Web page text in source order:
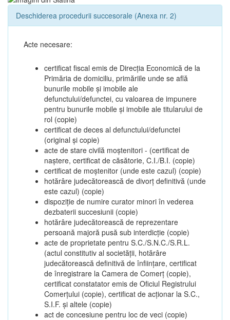
Deschiderea procedurii succesorale (Anexa nr. 2)
Acte necesare:
certificat fiscal emis de Direcția Economică de la
Primăria de domiciliu, primăriile unde se află
bunurile mobile și imobile ale
defunctului/defunctei, cu valoarea de impunere
pentru bunurile mobile și imobile ale titularului de
rol (copie)
certificat de deces al defunctului/defunctei
(original și copie)
acte de stare civilă moștenitori - (certificat de
naștere, certificat de căsătorie, C.I./B.I. (copie)
certificat de moștenitor (unde este cazul) (copie)
hotărâre judecătorească de divorț definitivă (unde
este cazul) (copie)
dispoziție de numire curator minori în vederea
dezbaterii succesiunii (copie)
hotărâre judecătorească de reprezentare
persoană majoră pusă sub interdicție (copie)
acte de proprietate pentru S.C./S.N.C./S.R.L.
(actul constitutiv al societății, hotărâre
judecătorească definitivă de înființare, certificat
de înregistrare la Camera de Comerț (copie),
certificat constatator emis de Oficiul Registrului
Comerțului (copie), certificat de acționar la S.C.,
S.I.F. și altele (copie)
act de concesiune pentru loc de veci (copie)